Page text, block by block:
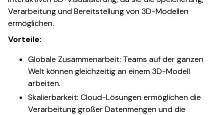
Verarbeitung und Bereitstellung von 3D-Modellen
ermöglichen.
Vorteile:
Globale Zusammenarbeit: Teams auf der ganzen
Welt können gleichzeitig an einem 3D-Modell
arbeiten.
Skalierbarkeit: Cloud-Lösungen ermöglichen die
Verarbeitung großer Datenmengen und die